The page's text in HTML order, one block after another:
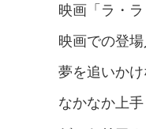
映画「ラ・
映画での登
夢を追いかけ
なかなか上